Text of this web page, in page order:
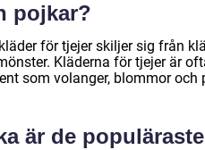
pojkar?
för tjejer skiljer sig från
Kläderna för tjejer är
som volanger, blommor och
är de